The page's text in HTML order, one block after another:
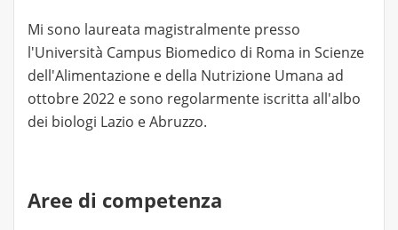
Mi sono laureata magistralmente presso
l'Università Campus Biomedico di Roma in Scienze
dell'Alimentazione e della Nutrizione Umana ad
ottobre 2022 e sono regolarmente iscritta all'albo
dei biologi Lazio e Abruzzo.
Aree di competenza